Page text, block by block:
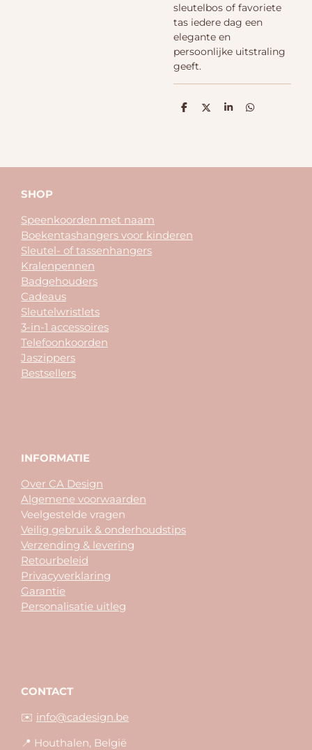
sleutelbos of favoriete
tas iedere dag een
elegante en
persoonlijke uitstraling
geeft.
D
D
S
D
SHOP
Speenkoorden met naam
Boekentashangers voor kinderen
Sleutel- of tassenhangers
Kralenpennen
Badgehouders
Cadeaus
Sleutelwristlets
3-in-1 accessoires
Telefoonkoorden
Jaszippers
Bestsellers
INFORMATIE
Over CA Design
Algemene voorwaarden
Veelgestelde vragen
Veilig gebruik & onderhoudstips
Verzending & levering
Retourbeleid
Privacyverklaring
Garantie
Personalisatie uitleg
CONTACT
✉️ info@cadesign.be
📍 Houthalen, België